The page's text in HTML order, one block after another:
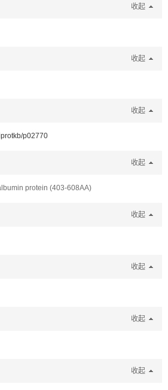
收起
收起
收起
p02770
收起
protein (403-608AA)
收起
收起
收起
收起